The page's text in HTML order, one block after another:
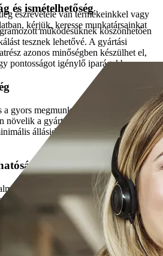
és ismételhetőség
működésüknek köszönhetően
tesznek lehetővé. A gyártási
azonos minőségben készülhet el,
pontosságot igénylő iparágakban.
a gyors megmunkálási folyamatok révén
növelik a gyártás hatékonyságát. A
állásidő hozzájárulnak a
tengelyek, perselyek, csapok,
alakú alkatrész megmunkálására.
acél, rozsdamentes acél, alumínium,
is kiváló megoldást jelentenek.
észrevétele van termékeinkkel vagy
kérjük, keresse munkatársainkat